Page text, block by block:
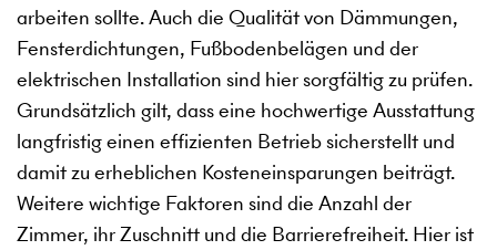
arbeiten sollte. Auch die Qualität von Dämmungen,
Fensterdichtungen, Fußbodenbelägen und der
elektrischen Installation sind hier sorgfältig zu prüfen.
Grundsätzlich gilt, dass eine hochwertige Ausstattung
langfristig einen effizienten Betrieb sicherstellt und
damit zu erheblichen Kosteneinsparungen beiträgt.
Weitere wichtige Faktoren sind die Anzahl der
Zimmer, ihr Zuschnitt und die Barrierefreiheit. Hier ist